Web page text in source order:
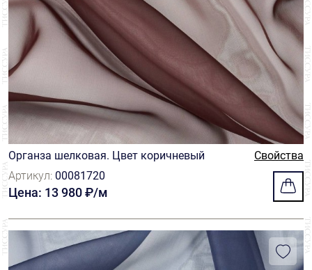
Органза шелковая. Цвет коричневый
Свойства
Артикул: 00081720
Цена: 13 980 ₽/м